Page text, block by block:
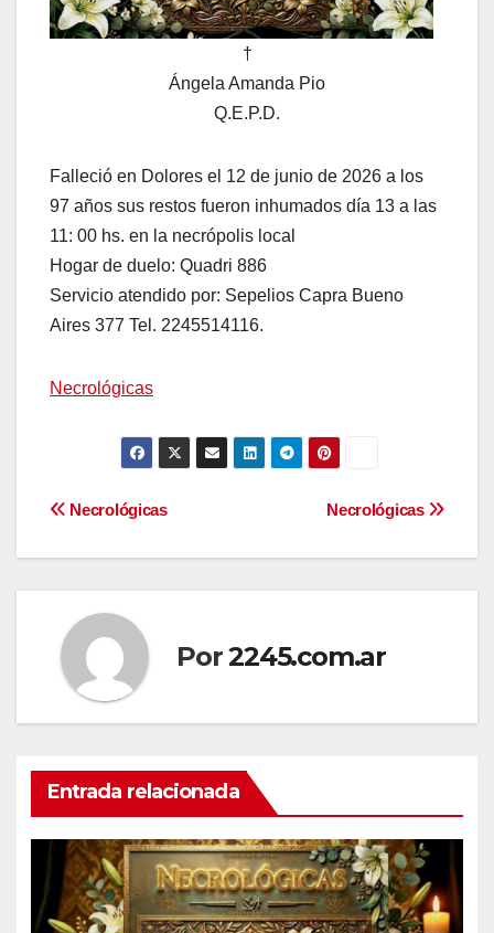
†
Ángela Amanda Pio
Q.E.P.D.
Falleció en Dolores el 12 de junio de 2026 a los
97 años sus restos fueron inhumados día 13 a las
11: 00 hs. en la necrópolis local
Hogar de duelo: Quadri 886
Servicio atendido por: Sepelios Capra Bueno
Aires 377 Tel. 2245514116.
Necrológicas
Navegación
de
entradas
Necrológicas
Necrológicas
Por2245.com.ar
Entrada relacionada